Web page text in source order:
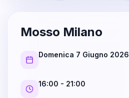
Mosso Milano
Domenica 7 Giugno 2026
16:00 - 21:00